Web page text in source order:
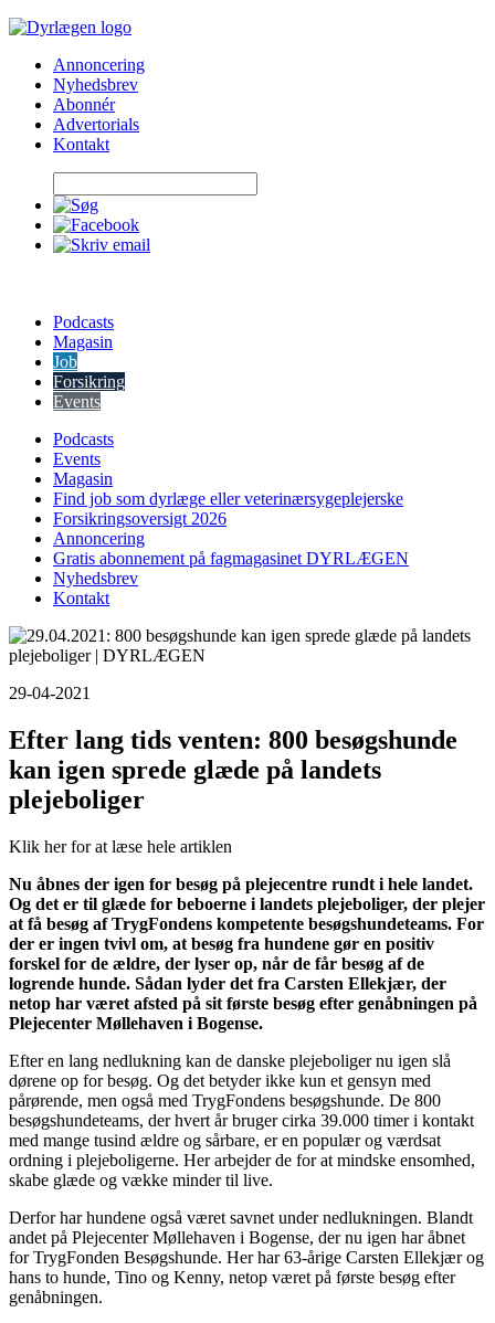
Skip
contentAnnoncering
Nyhedsbrev
Abonnér
Advertorials
Kontakt
Podcasts
Magasin
Job
Forsikring
Events
Podcasts
Events
Magasin
Find job som dyrlæge eller veterinærsygeplejerske
Forsikringsoversigt 2026
Annoncering
Gratis abonnement på fagmagasinet DYRLÆGEN
Nyhedsbrev
Kontakt
29-04-2021
Efter lang tids venten: 800 besøgshunde
kan igen sprede glæde på landets
plejeboliger
Klik her for at læse hele artiklen
Nu åbnes der igen for besøg på plejecentre rundt i hele landet.
Og det er til glæde for beboerne i landets plejeboliger, der plejer
at få besøg af TrygFondens kompetente besøgshundeteams. For
der er ingen tvivl om, at besøg fra hundene gør en positiv
forskel for de ældre, der lyser op, når de får besøg af de
logrende hunde. Sådan lyder det fra Carsten Ellekjær, der
netop har været afsted på sit første besøg efter genåbningen på
Plejecenter Møllehaven i Bogense.
Efter en lang nedlukning kan de danske plejeboliger nu igen slå
dørene op for besøg. Og det betyder ikke kun et gensyn med
pårørende, men også med TrygFondens besøgshunde. De 800
besøgshundeteams, der hvert år bruger cirka 39.000 timer i kontakt
med mange tusind ældre og sårbare, er en populær og værdsat
ordning i plejeboligerne. Her arbejder de for at mindske ensomhed,
skabe glæde og vække minder til live.
Derfor har hundene også været savnet under nedlukningen. Blandt
andet på Plejecenter Møllehaven i Bogense, der nu igen har åbnet
for TrygFonden Besøgshunde. Her har 63-årige Carsten Ellekjær og
hans to hunde, Tino og Kenny, netop været på første besøg efter
genåbningen.